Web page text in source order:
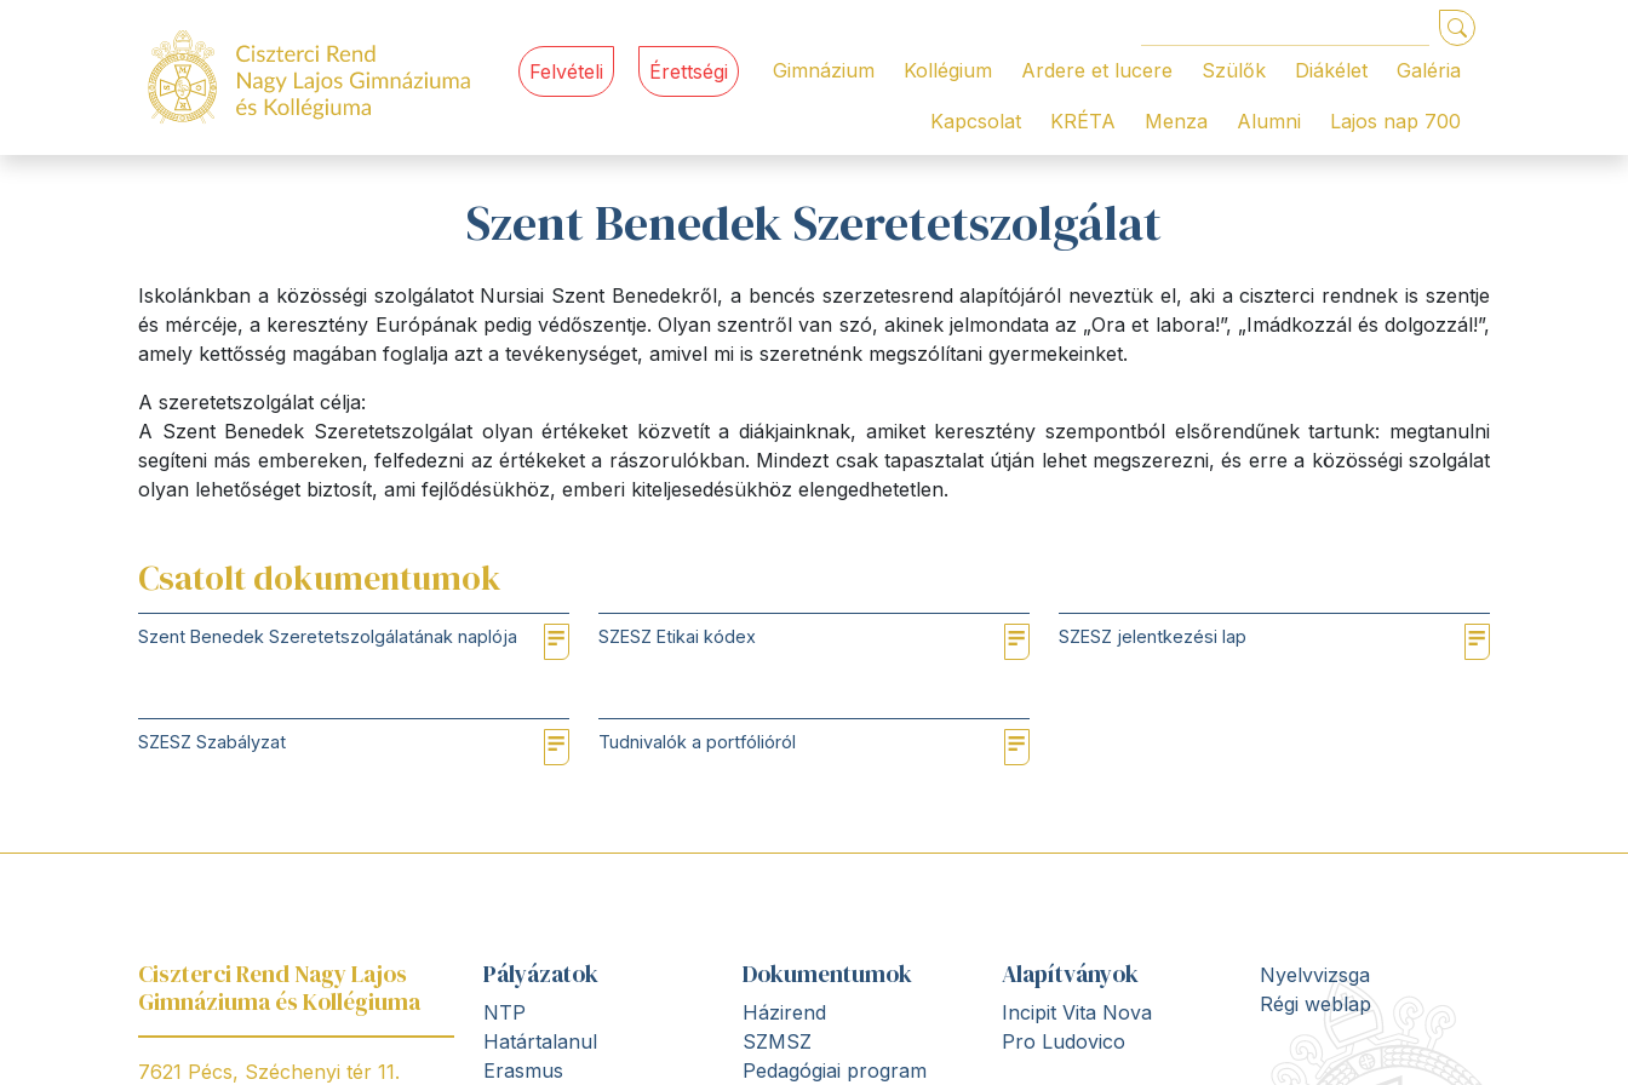
Felvételi Érettségi Gimnázium Kollégium Ardere et lucere Szülők Diákélet Galéria
Kapcsolat KRÉTA Menza Alumni Lajos nap 700
Szent Benedek Szeretetszolgálat
Iskolánkban a közösségi szolgálatot Nursiai Szent Benedekről, a bencés szerzetesrend alapítójáról neveztük el, aki a ciszterci rendnek is szentje
és mércéje, a keresztény Európának pedig védőszentje. Olyan szentről van szó, akinek jelmondata az „Ora et labora!”, „Imádkozzál és dolgozzál!”,
amely kettősség magában foglalja azt a tevékenységet, amivel mi is szeretnénk megszólítani gyermekeinket.
A szeretetszolgálat célja:
A Szent Benedek Szeretetszolgálat olyan értékeket közvetít a diákjainknak, amiket keresztény szempontból elsőrendűnek tartunk: megtanulni
segíteni más embereken, felfedezni az értékeket a rászorulókban. Mindezt csak tapasztalat útján lehet megszerezni, és erre a közösségi szolgálat
olyan lehetőséget biztosít, ami fejlődésükhöz, emberi kiteljesedésükhöz elengedhetetlen.
Csatolt dokumentumok
Szent Benedek Szeretetszolgálatának naplója SZESZ Etikai kódex SZESZ jelentkezési lap
SZESZ Szabályzat Tudnivalók a portfólióról
Ciszterci Rend Nagy Lajos
Gimnáziuma és Kollégiuma
7621 Pécs, Széchenyi tér 11.
Pályázatok
NTP
Határtalanul
Erasmus
Dokumentumok
Házirend
SZMSZ
Pedagógiai program
Alapítványok
Incipit Vita Nova
Pro Ludovico
Nyelvvizsga
Régi weblap